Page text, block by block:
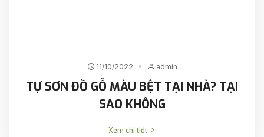
11/10/2022 admin
TỰ SƠN ĐỒ GỖ MÀU BỆT TẠI NHÀ? TẠI
SAO KHÔNG
Xem chi tiết